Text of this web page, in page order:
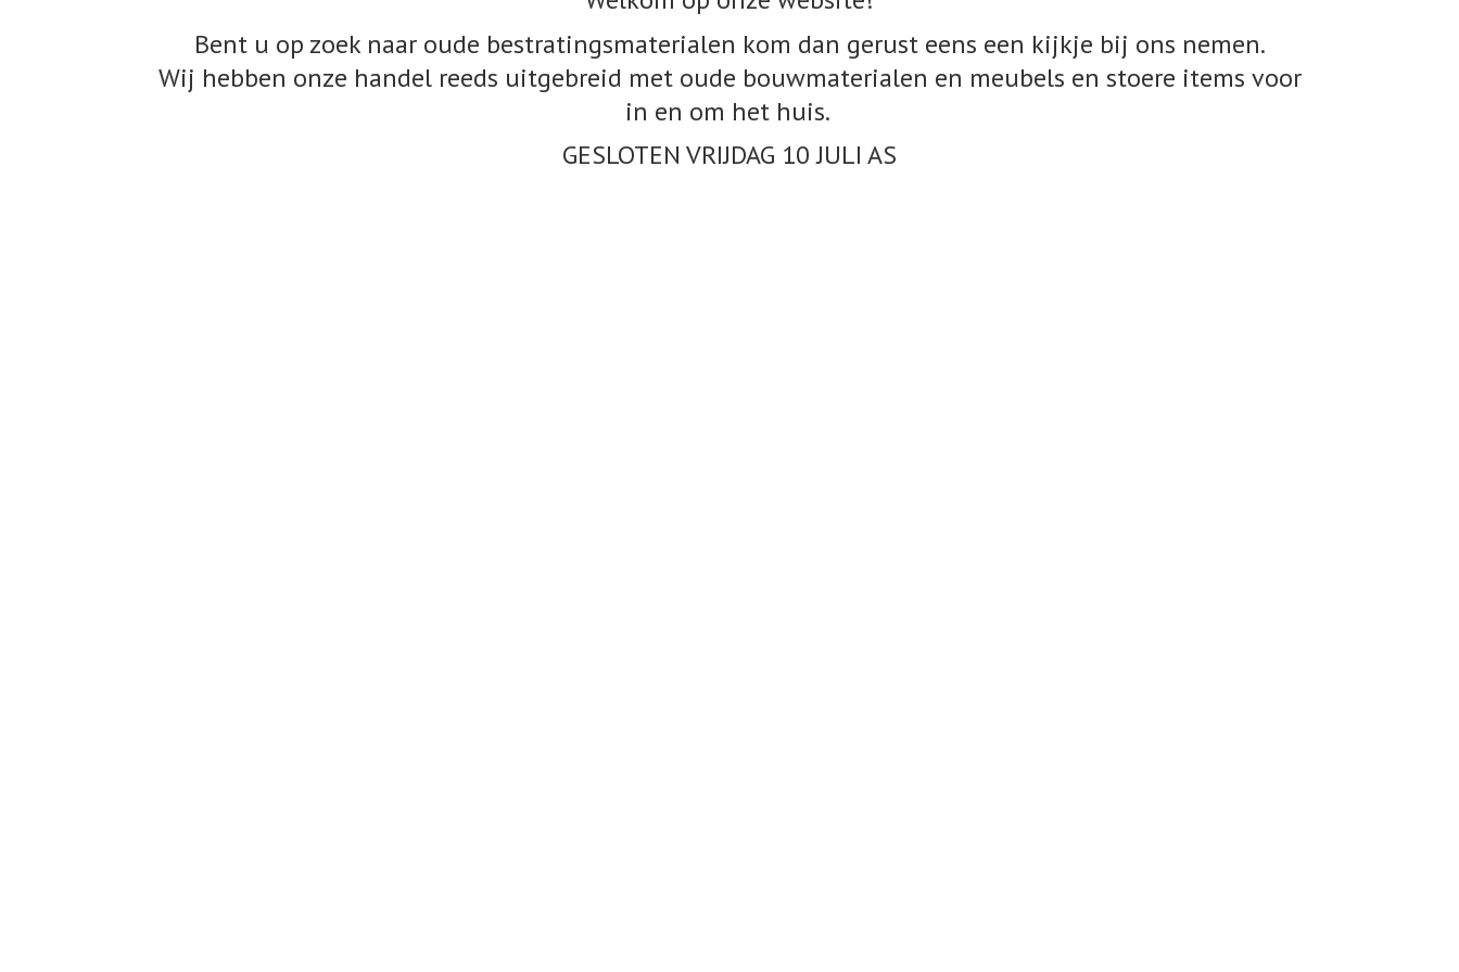
Bent u op zoek naar oude bestratingsmaterialen kom dan gerust eens een kijkje bij ons nemen.
Wij hebben onze handel reeds uitgebreid met oude bouwmaterialen en meubels en stoere items voor
in en om het huis.
GESLOTEN VRIJDAG 10JULI AS